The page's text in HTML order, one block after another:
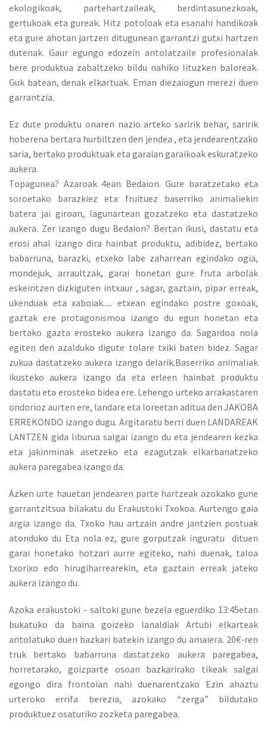
ekologikoak, partehartzaileak, berdintasunezkoak,
gertukoak eta gureak. Hitz potoloak eta esanahi handikoak
eta gure ahotan jartzen ditugunean garrantzi gutxi hartzen
dutenak. Gaur egungo edozein antolatzaile profesionalak
bere produktua zabaltzeko bildu nahiko lituzken baloreak.
Guk batean, denak elkartuak. Eman diezaiogun merezi duen
garrantzia.
Ez dute produktu onaren nazio arteko saririk behar, saririk
hoberena bertara hurbiltzen den jendea , eta jendearentzako
saria, bertako produktuak eta garaian garaikoak eskuratzeko
aukera.
Topagunea? Azaroak 4ean Bedaion. Gure baratzetako eta
soroetako barazkiez eta fruituez baserriko animaliekin
batera jai giroan, lagunartean gozatzeko eta dastatzeko
aukera. Zer izango dugu Bedaion? Bertan ikusi, dastatu eta
erosi ahal izango dira hainbat produktu, adibidez, bertako
babarruna, barazki, etxeko labe zaharrean egindako ogia,
mondejuk, arraultzak, garai honetan gure fruta arbolak
eskeintzen dizkiguten intxaur , sagar, gaztain, pipar erreak,
ukenduak eta xaboiak..... etxean egindako postre goxoak,
gaztak ere protagonismoa izango du egun honetan eta
bertako gazta erosteko aukera izango da. Sagardoa nola
egiten den azalduko digute tolare txiki baten bidez. Sagar
zukua dastatzeko aukera izango delarik.Baserriko animaliak
ikusteko aukera izango da eta erleen hainbat produktu
dastatu eta erosteko bidea ere. Lehengo urteko arrakastaren
ondorioz aurten ere, landare eta loreetan aditua den JAKOBA
ERREKONDO izango dugu. Argitaratu berri duen LANDAREAK
LANTZEN gida liburua salgai izango du eta jendearen kezka
eta jakinminak asetzeko eta ezagutzak elkarbanatzeko
aukera paregabea izango da.
Azken urte hauetan jendearen parte hartzeak azokako gune
garrantzitsua bilakatu du Erakustoki Txokoa. Aurtengo gaia
argia izango da. Txoko hau artzain andre jantzien postuak
atonduko du Eta nola ez, gure gorputzak inguratu dituen
garai honetako hotzari aurre egiteko, nahi duenak, taloa
txorixo edo hirugiharrearekin, eta gaztain erreak jateko
aukera izango du.
Azoka erakustoki - saltoki gune bezela eguerdiko 13:45etan
bukatuko da baina goizeko lanaldiak Artubi elkarteak
antolatuko duen bazkari batekin izango du amaiera. 20€-ren
truk bertako babarruna dastatzeko aukera paregabea,
horretarako, goizparte osoan bazkarirako tikeak salgai
egongo dira frontoian nahi duenarentzako Ezin ahaztu
urteroko errifa berezia, azokako “zerga” bildutako
produktuez osaturiko zozketa paregabea.